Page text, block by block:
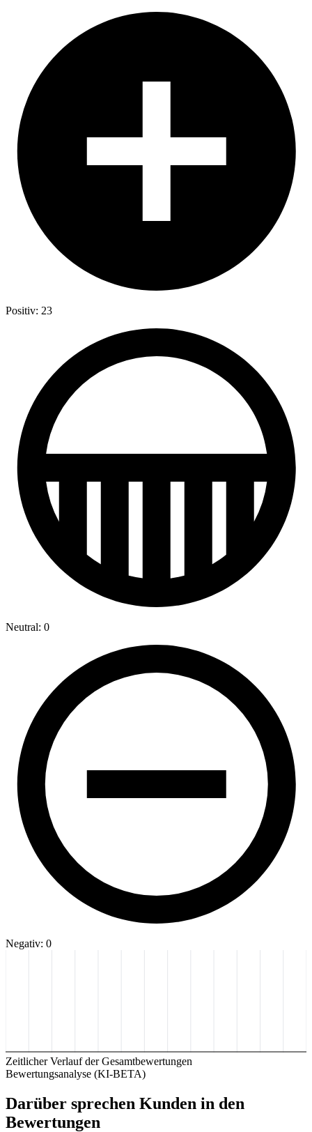
Positiv: 23
Neutral: 0
Negativ: 0
Zeitlicher Verlauf der Gesamtbewertungen
Bewertungsanalyse (KI-BETA)
Darüber sprechen Kunden in den
Bewertungen